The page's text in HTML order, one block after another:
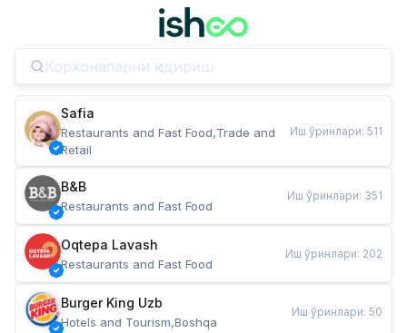
Safia
Restaurants and Fast Food,Trade and
Retail
Иш ўринлари: 511
B&B
Restaurants and Fast Food
Иш ўринлари: 351
Oqtepa Lavash
Restaurants and Fast Food
Иш ўринлари: 202
Burger King Uzb
Hotels and Tourism,Boshqa
Иш ўринлари: 50